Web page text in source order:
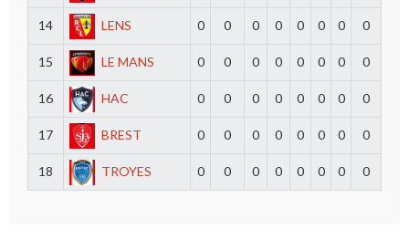
14 LENS 0 0 0 0 0 0 0 0
15 LE MANS 0 0 0 0 0 0 0 0
16 HAC 0 0 0 0 0 0 0 0
17 BREST 0 0 0 0 0 0 0 0
18 TROYES 0 0 0 0 0 0 0 0